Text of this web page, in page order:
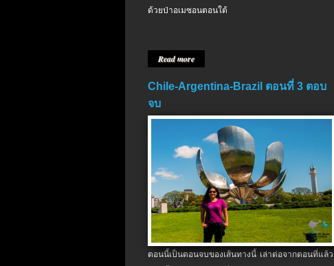
ด้วยป่าอเมซอนตอนใต้
Read more
Chile-Argentina-Brazil ตอนที่ 3 ตอบ
จบ
ตอนนี้เป็นตอนจบของเส้นทางนี้ เล่าต่อจากตอนที่แล้ว